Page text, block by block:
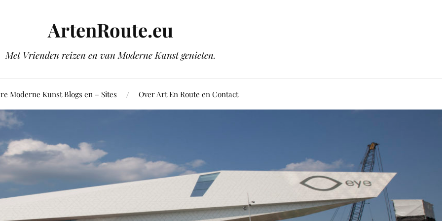
ArtenRoute.eu
Met Vrienden reizen en van Moderne Kunst genieten.
Moderne Kunst Blogs en – Sites Over Art En Route en Contact